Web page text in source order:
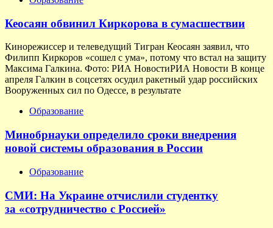
Кеосаян обвинил Киркорова в сумасшествии
Кинорежиссер и телеведущий Тигран Кеосаян заявил, что
Филипп Киркоров «сошел с ума», потому что встал на защиту
Максима Галкина. Фото: РИА НовостиРИА Новости В конце
апреля Галкин в соцсетях осудил ракетный удар российских
Вооруженных сил по Одессе, в результате
Образование
Минобрнауки определило сроки внедрения
новой системы образования в России
Образование
СМИ: На Украине отчислили студентку
за «сотрудничество с Россией»